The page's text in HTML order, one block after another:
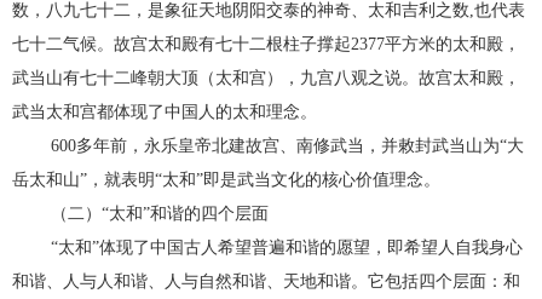
数，八九七十二，是象征天地阴阳交泰的神奇、太和吉利之数,也代表
七十二气候。故宫太和殿有七十二根柱子撑起2377平方米的太和殿，
武当山有七十二峰朝大顶（太和宫），九宫八观之说。故宫太和殿，
武当太和宫都体现了中国人的太和理念。
600多年前，永乐皇帝北建故宫、南修武当，并敕封武当山为“大
岳太和山”，就表明“太和”即是武当文化的核心价值理念。
（二）“太和”和谐的四个层面
“太和”体现了中国古人希望普遍和谐的愿望，即希望人自我身心
和谐、人与人和谐、人与自然和谐、天地和谐。它包括四个层面：和